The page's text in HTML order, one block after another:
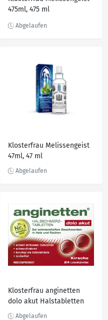
475ml, 475 ml
Klosterfrau Melissengeist
47ml, 47 ml
Klosterfrau anginetten
dolo akut Halstabletten